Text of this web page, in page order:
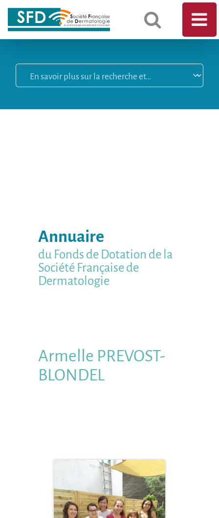
Annuaire
du Fonds de Dotation de la
Société Française de
Dermatologie
Armelle PREVOST-
BLONDEL